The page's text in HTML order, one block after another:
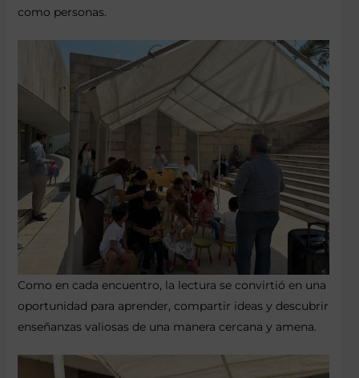
como personas.
Como en cada encuentro, la lectura se convirtió en una
oportunidad para aprender, compartir ideas y descubrir
enseñanzas valiosas de una manera cercana y amena.